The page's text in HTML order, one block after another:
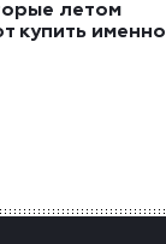
летом
купить именно